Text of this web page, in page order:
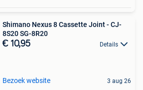
Shimano Nexus 8 Cassette Joint - CJ-
8S20 SG-8R20
€ 10,95 Details
Bezoek website 3 aug 26